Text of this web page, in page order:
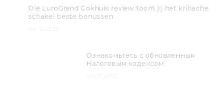
Die EuroGrand Gokhuis review toont jij het kritische
schakel beste bonussen
Ознакомьтесь с обновленным
Налоговым кодексом!